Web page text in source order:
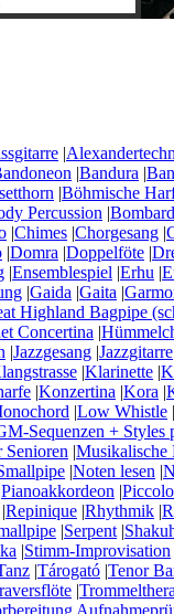
|
|Bandura |
|Böhmische
Percussion |
|Chimes |Chorgesang |
|Domra |Doppelföte |
|Ensemblespiel |Erhu |
|Gaida |Gaita |
Highland Bagpipe
Concertina |
|Jazzgesang |Jazzgitarre
|Klarinette |
|Konzertina |Kora |
|Low Whistle |
Sequenzen + Styles
|Musikalische
|Noten lesen |
Pianoakkordeon |
|Repinique |Rhythmik |
|Serpent|
|Stimm-Improvisation
|Tárogató |Tenor
|